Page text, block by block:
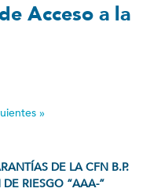
Acceso a la
»
DE LA CFN B.P.
RIESGO “AAA-”